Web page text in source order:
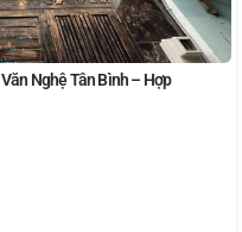
Nghệ Tân Bình – Hợp